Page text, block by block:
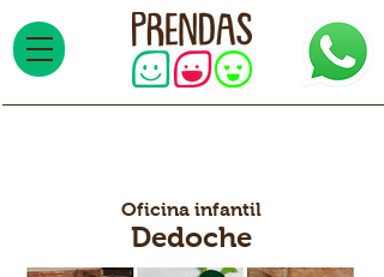
Oficina infantil
Dedoche